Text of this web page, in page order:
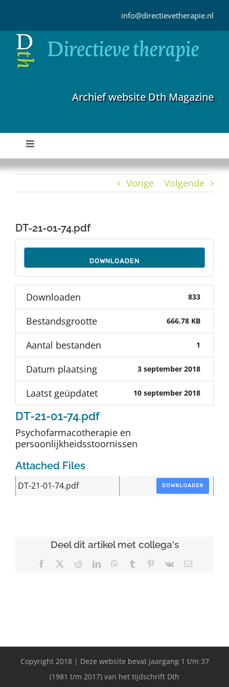
inhoud
info@directievetherapie.nl
Archief website Dth Magazine
Toggle
Navigation
Home
Auteurs
Over Dth
Contact
Vorige Volgende
DT-21-01-74.pdf
DOWNLOADEN
Downloaden 833
Bestandsgrootte 666.78 KB
Aantal bestanden 1
Datum plaatsing 3 september 2018
Laatst geüpdatet 10 september 2018
DT-21-01-74.pdf
Psychofarmacotherapie en
persoonlijkheidsstoornissen
Attached Files
DT-21-01-74.pdf DOWNLOADEN
Deel dit artikel met collega's
Facebook RedditLinkedInWhatsApp
Tumblr Pinterest
Vk
E-
Copyright 2018 | Deze website bevat jaargang 1 t/m 37
(1981 t/m 2017) van het tijdschrift Dth